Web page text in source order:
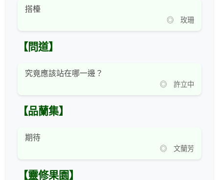
搭檯
◎ 玫珊
【問道】
究竟應該站在哪一邊？
◎ 許立中
【品蘭集】
期待
◎ 文蘭芳
【靈修果園】